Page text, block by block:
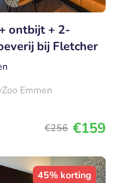
ontbijt + 2-
bij Fletcher
Emmen
€256 €159
45% korting